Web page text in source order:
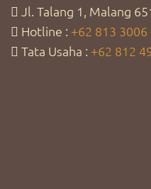
Jl. Talang 1, Malang
Hotline : +62 813 3006
Tata Usaha : +62 812